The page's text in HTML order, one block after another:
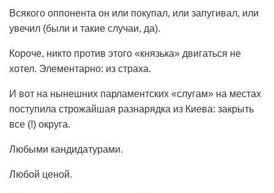
Всякого оппонента он или покупал, или запугивал, или
увечил (были и такие случаи, да).
Короче, никто против этого «князька» двигаться не
хотел. Элементарно: из страха.
И вот на нынешних парламентских «слугам» на местах
поступила строжайшая разнарядка из Киева: закрыть
все (!) округа.
Любыми кандидатурами.
Любой ценой.